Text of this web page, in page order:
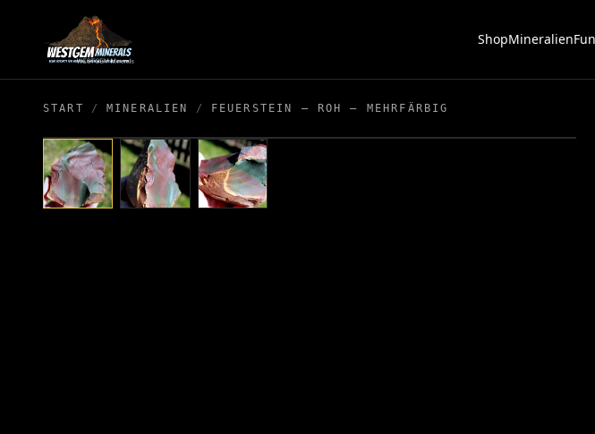
ShopMineralien
START / MINERALIEN / FEUERSTEIN – ROH – MEHRFÄRBIG